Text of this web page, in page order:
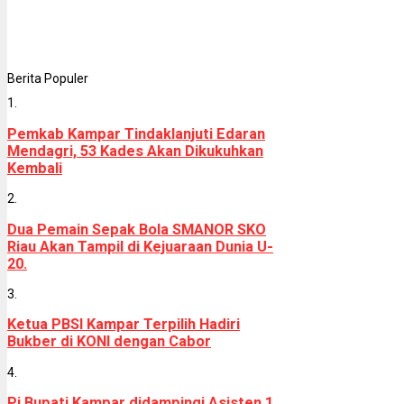
Berita Populer
1.
Pemkab Kampar Tindaklanjuti Edaran
Mendagri, 53 Kades Akan Dikukuhkan
Kembali
2.
Dua Pemain Sepak Bola SMANOR SKO
Riau Akan Tampil di Kejuaraan Dunia U-
20.
3.
Ketua PBSI Kampar Terpilih Hadiri
Bukber di KONI dengan Cabor
4.